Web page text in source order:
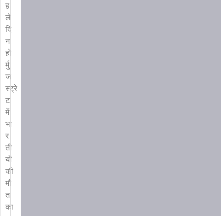
ह
ले
दि
न
हो
र्मु
ज
स्ट्रे
ट
में
भा
र
ती
यों
की
मौ
त
का